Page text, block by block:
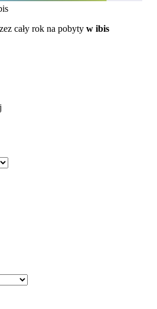
cały rok na pobyty w ibis